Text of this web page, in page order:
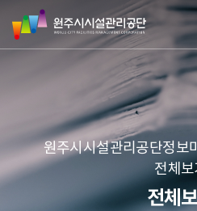
네
본문 바로
메뉴 바로
원
주
시
리
공
단
원주시시설관리공단정보
전체보
전체